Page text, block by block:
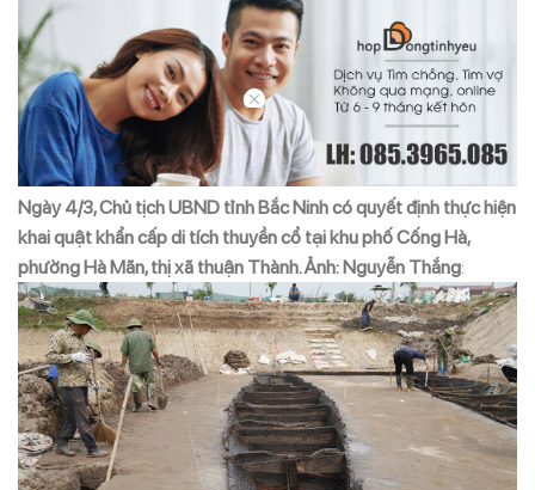
Ngày 4/3, Chủ tịch UBND tỉnh Bắc Ninh có quyết định thực hiện
khai quật khẩn cấp di tích thuyền cổ tại khu phố Cống Hà,
phường Hà Mãn, thị xã thuận Thành. Ảnh: Nguyễn Thắng: